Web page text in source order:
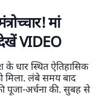
मां
VIDEO
धार स्थित ऐतिहासिक
मिला. लंबे समय बाद
पूजा-अर्चना की. सुबह से